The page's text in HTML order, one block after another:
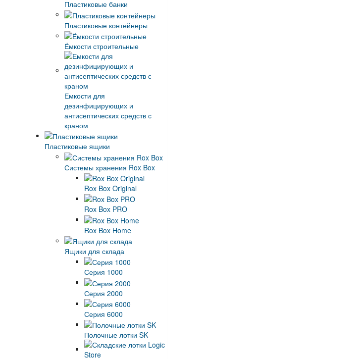
Пластиковые банки
Пластиковые контейнеры
Ёмкости строительные
Емкости для
дезинфицирующих и
антисептических средств с
краном
Пластиковые ящики
Системы хранения Rox Box
Rox Box Original
Rox Box PRO
Rox Box Home
Ящики для склада
Серия 1000
Серия 2000
Серия 6000
Полочные лотки SK